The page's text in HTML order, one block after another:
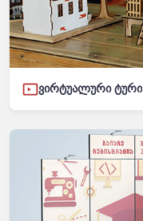
ვირტუალური ტური